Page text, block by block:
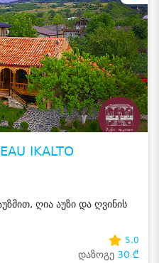
IKALTO
ღია აუზი და ღვინის
5.0
დაზოგე 30 ₾